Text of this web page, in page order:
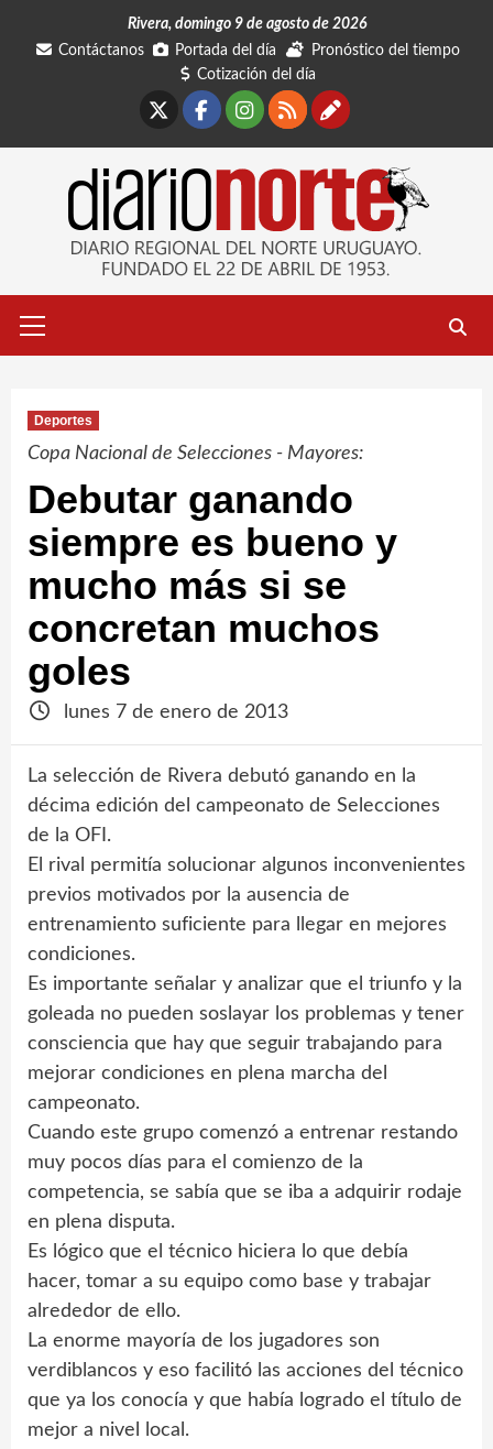
Rivera, domingo 9 de agosto de 2026
Contáctanos
Portada del día
Pronóstico del tiempo
Cotización del día
Facebook
Instagram
RSSContáctanos
primario
Deportes
Copa Nacional de Selecciones - Mayores:
Debutar ganando
siempre es bueno y
mucho más si se
concretan muchos
goles
lunes 7 de enero de 2013
La selección de Rivera debutó ganando en la
décima edición del campeonato de Selecciones
de la OFI.
El rival permitía solucionar algunos inconvenientes
previos motivados por la ausencia de
entrenamiento suficiente para llegar en mejores
condiciones.
Es importante señalar y analizar que el triunfo y la
goleada no pueden soslayar los problemas y tener
consciencia que hay que seguir trabajando para
mejorar condiciones en plena marcha del
campeonato.
Cuando este grupo comenzó a entrenar restando
muy pocos días para el comienzo de la
competencia, se sabía que se iba a adquirir rodaje
en plena disputa.
Es lógico que el técnico hiciera lo que debía
hacer, tomar a su equipo como base y trabajar
alrededor de ello.
La enorme mayoría de los jugadores son
verdiblancos y eso facilitó las acciones del técnico
que ya los conocía y que había logrado el título de
mejor a nivel local.